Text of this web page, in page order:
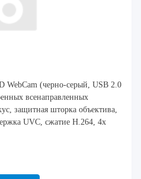
WebCam (черно-серый, USB 2.0
всенаправленных
защитная шторка объектива,
UVC, сжатие H.264, 4x